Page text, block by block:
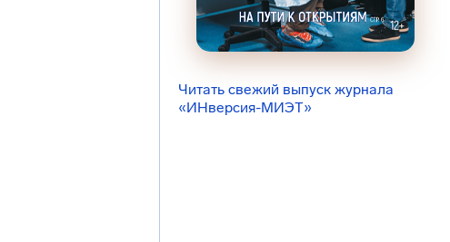
Читать свежий выпуск журнала
«ИНверсия-МИЭТ»